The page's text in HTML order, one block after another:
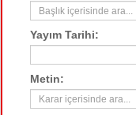
Yayım Tarihi:
Metin: